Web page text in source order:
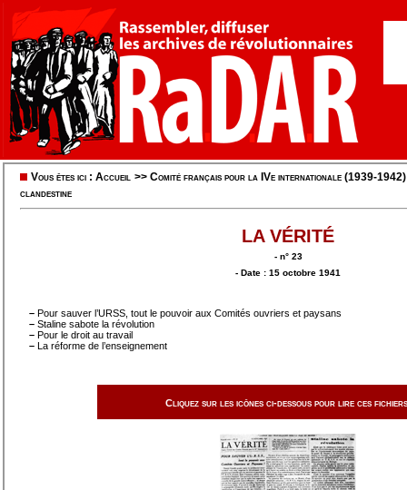
Vous êtes ici : Accueil >> Comité français pour la IVe internationale (1939-1942)
clandestine
LA VÉRITÉ
- n° 23
- Date : 15 octobre 1941
– Pour sauver l’URSS, tout le pouvoir aux Comités ouvriers et paysans
– Staline sabote la révolution
– Pour le droit au travail
– La réforme de l’enseignement
Cliquez sur les icônes ci-dessous pour lire ces